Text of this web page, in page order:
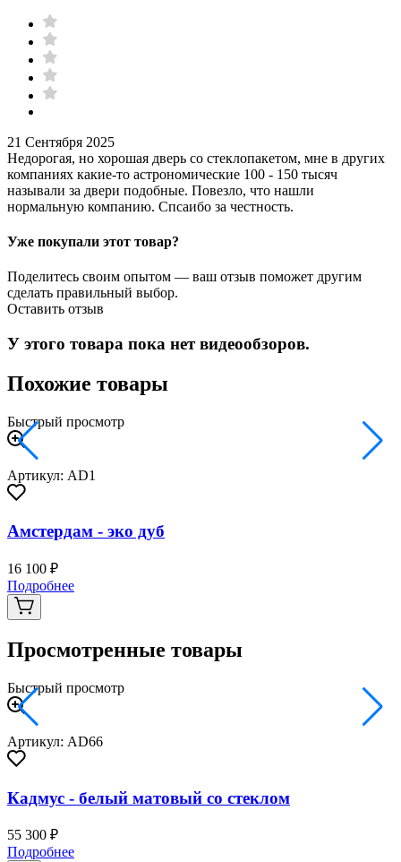
21 Сентября 2025
Недорогая, но хорошая дверь со стеклопакетом, мне в других
компаниях какие-то астрономические 100 - 150 тысяч
называли за двери подобные. Повезло, что нашли
нормальную компанию. Спсаибо за честность.
Уже покупали этот товар?
Поделитесь своим опытом — ваш отзыв поможет другим
сделать правильный выбор.
Оставить отзыв
У этого товара пока нет видеообзоров.
Похожие товары
Быстрый просмотр
Артикул: AD1
Амстердам - эко дуб
16 100 ₽
Подробнее
Просмотренные товары
Быстрый просмотр
Артикул: AD66
Кадмус - белый матовый со стеклом
55 300 ₽
Подробнее